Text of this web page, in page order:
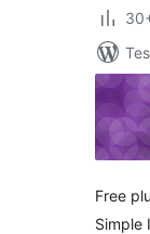
Free
Simple